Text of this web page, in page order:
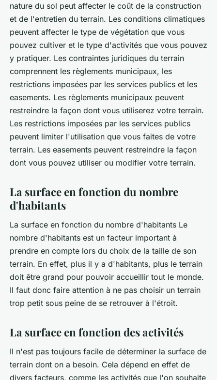
nature du sol peut affecter le coût de la construction
et de l'entretien du terrain. Les conditions climatiques
peuvent affecter le type de végétation que vous
pouvez cultiver et le type d'activités que vous pouvez
y pratiquer. Les contraintes juridiques du terrain
comprennent les règlements municipaux, les
restrictions imposées par les services publics et les
easements. Les règlements municipaux peuvent
restreindre la façon dont vous utiliserez votre terrain.
Les restrictions imposées par les services publics
peuvent limiter l'utilisation que vous faites de votre
terrain. Les easements peuvent restreindre la façon
dont vous pouvez utiliser ou modifier votre terrain.
La surface en fonction du nombre
d'habitants
La surface en fonction du nombre d'habitants Le
nombre d'habitants est un facteur important à
prendre en compte lors du choix de la taille de son
terrain. En effet, plus il y a d'habitants, plus le terrain
doit être grand pour pouvoir accueillir tout le monde.
Il faut donc faire attention à ne pas choisir un terrain
trop petit sous peine de se retrouver à l'étroit.
La surface en fonction des activités
Il n'est pas toujours facile de déterminer la surface de
terrain dont on a besoin. Cela dépend en effet de
divers facteurs, comme les activités que l'on souhaite